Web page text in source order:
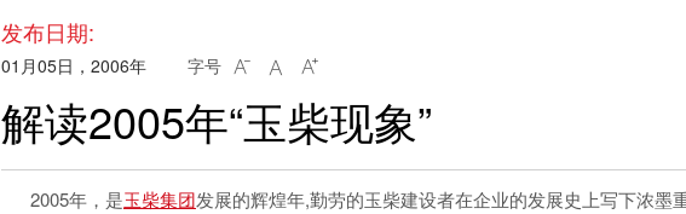
发布日期:
01月05日，2006年 字号   
解读2005年“玉柴现象”
2005年，是玉柴集团发展的辉煌年,勤劳的玉柴建设者在企业的发展史上写下浓墨